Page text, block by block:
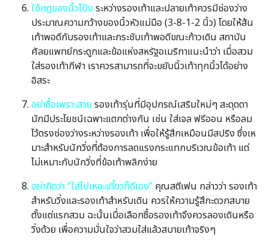
ใช้กฎของนิ้วโป้งระหว่างรองเท้าและปลายเท้าควรมีช่องว่าง
ประมาณความกว้างของนิ้วหัวแม่มือ (3-8-1-2 นิ้ว) โดยให้ส้น
เท้าพอดีกับรองเท้าและกระชับเท้าพอดีขณะก้าวเดิน สถาบัน
ศัลยแพทย์กระดูกและข้อแห่งสหรัฐอเมริกาแนะนําว่า เมื่อสวม
ใส่รองเท้ากีฬา เราควรสามารถที่จะขยับนิ้วเท้าทุกนิ้วได้อย่าง
อิสระ
อย่าซื้อเพราะสวยรองเท้ารุ่นที่มีอุปกรณ์เสริมใหม่ๆ สะดุดตา
มักมีประโยชน์เฉพาะแตกต่างกัน เช่น ใส่เจล ฟรีออน หรือลม
ไว้ตรงช่องว่างระหว่างรองเท้า เพื่อให้รู้สึกเหมือนมีสปริง ซึ่งเห
มาะสําหรับนักวิ่งที่ต้องการลดแรงกระแทกบริเวณข้อเท้า แต่
ไม่เหมาะกับนักวิ่งที่ข้อเท้าพลิกง่าย
อย่าคิดว่า “ใส่ไปเหอะเดี๋ยวก็ดีเอง” คุณสตีเฟน กล่าวว่า รองเท้า
สําหรับวิ่งและรองเท้าสําหรับเดิน ควรให้ความรู้สึกะดวกสบาย
ตั้งแต่แรกสวม ฉะนั้นเมื่อเลือกซื้อรองเท้าจึงควรลองเดินหรือ
วิ่งด้วย เพื่อความมั่นใจว่าสวมใส่แล้วสบายเท้าจริงๆ